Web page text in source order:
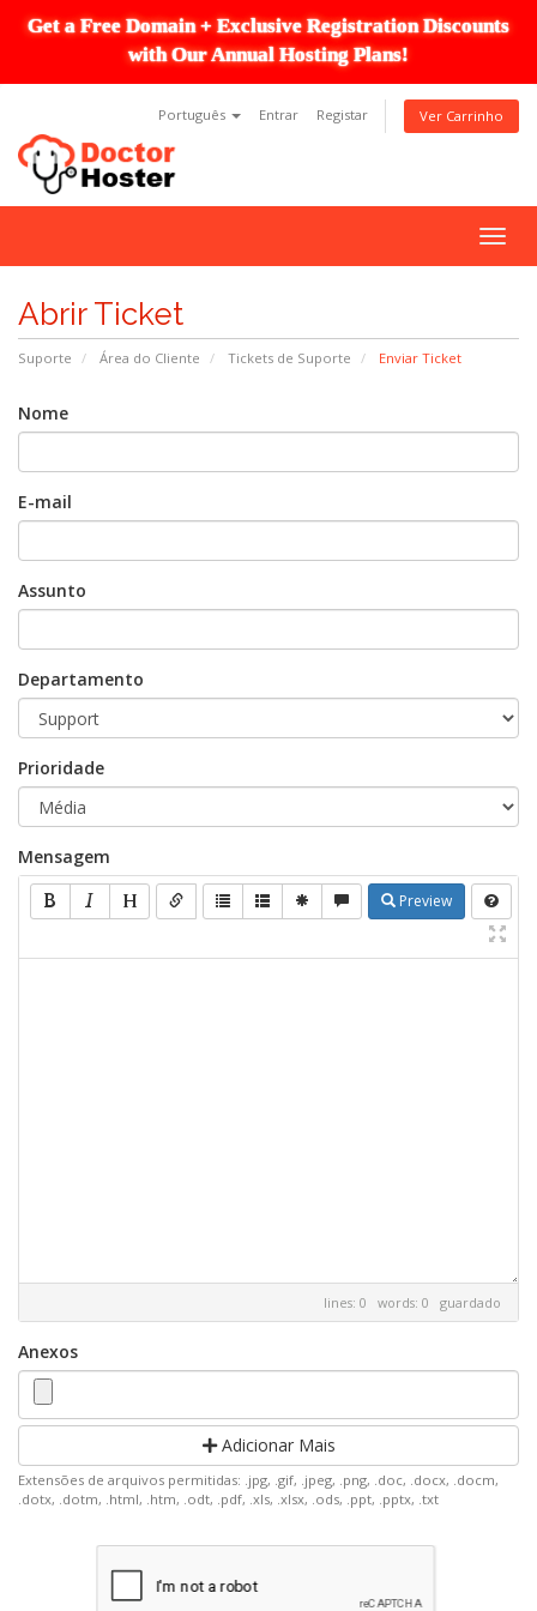
Get a Free Domain + Exclusive Registration Discounts
with Our Annual Hosting Plans!
Português Entrar Registar Ver Carrinho
Abrir Ticket
Suporte Área do Cliente Tickets de Suporte Enviar Ticket
Nome
E-mail
Assunto
Departamento
Prioridade
Mensagem
Preview
lines: 0 words: 0 guardado
Anexos
Adicionar Mais
Extensões de arquivos permitidas: .jpg, .gif, .jpeg, .png, .doc, .docx, .docm,
.dotx, .dotm, .html, .htm, .odt, .pdf, .xls, .xlsx, .ods, .ppt, .pptx, .txt